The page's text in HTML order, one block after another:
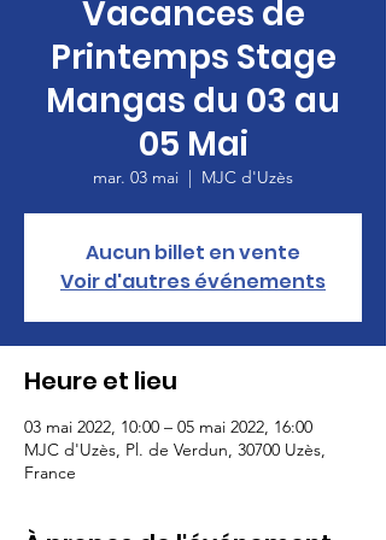
Vacances de
Printemps Stage
Mangas du 03 au
05 Mai
mar. 03 mai
  |
MJC d'Uzès
Aucun billet en vente
Voir d'autres événements
Heure et lieu
03 mai 2022, 10:00 – 05 mai 2022, 16:00
MJC d'Uzès, Pl. de Verdun, 30700 Uzès,
France